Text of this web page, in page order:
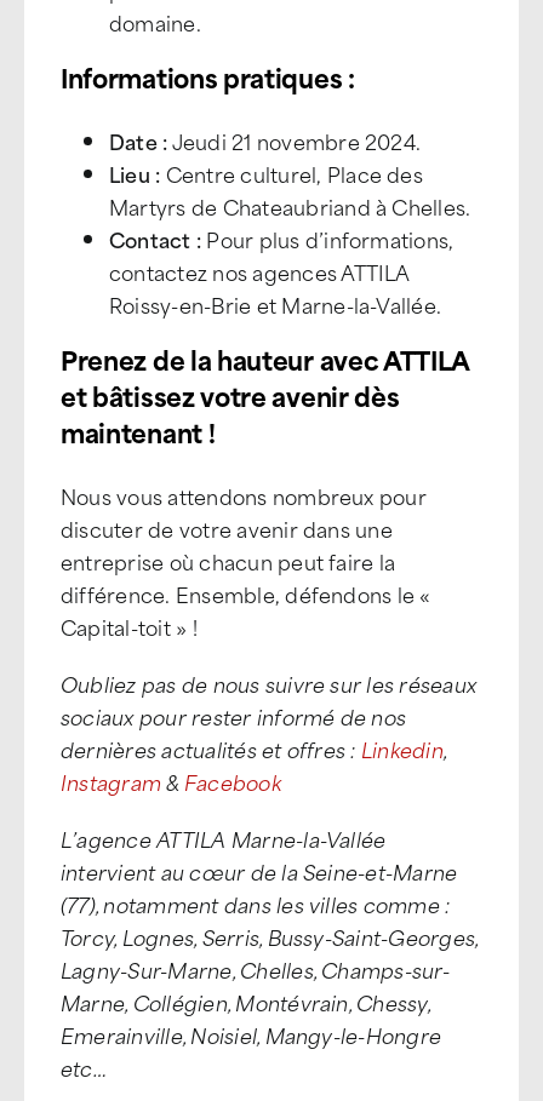
domaine.
Informations pratiques :
Date :Jeudi 21 novembre 2024.
Lieu :Centre culturel, Place des
Martyrs de Chateaubriand à Chelles.
Contact :Pour plus d’informations,
contactez nos agences ATTILA
Roissy-en-Brie et Marne-la-Vallée.
Prenez de la hauteur avec ATTILA
et bâtissez votre avenir dès
maintenant !
Nous vous attendons nombreux pour
discuter de votre avenir dans une
entreprise où chacun peut faire la
différence. Ensemble, défendons le «
Capital-toit » !
Oubliez pas de nous suivre sur les réseaux
sociaux pour rester informé de nos
dernières actualités et offres : Linkedin,
Instagram& Facebook
L’agence ATTILA Marne-la-Vallée
intervient au cœur de la Seine-et-Marne
(77), notamment dans les villes comme :
Torcy, Lognes, Serris, Bussy-Saint-Georges,
Lagny-Sur-Marne, Chelles, Champs-sur-
Marne, Collégien, Montévrain, Chessy,
Emerainville, Noisiel, Mangy-le-Hongre
etc…